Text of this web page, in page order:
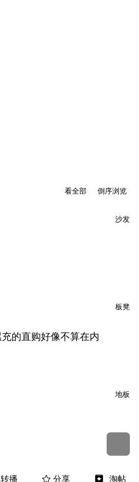
倒序浏览
看全部
沙发
板凳
的直购好像不算在内
地板
转播 分享 淘帖